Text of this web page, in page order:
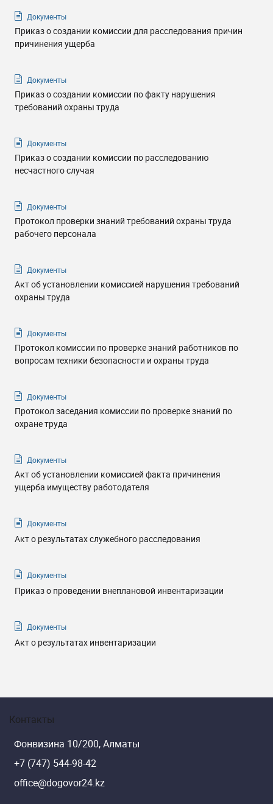
Документы
Приказ о создании комиссии для расследования причин
причинения ущерба
Документы
Приказ о создании комиссии по факту нарушения
требований охраны труда
Документы
Приказ о создании комиссии по расследованию
несчастного случая
Документы
Протокол проверки знаний требований охраны труда
рабочего персонала
Документы
Акт об установлении комиссией нарушения требований
охраны труда
Документы
Протокол комиссии по проверке знаний работников по
вопросам техники безопасности и охраны труда
Документы
Протокол заседания комиссии по проверке знаний по
охране труда
Документы
Акт об установлении комиссией факта причинения
ущерба имуществу работодателя
Документы
Акт о результатах служебного расследования
Документы
Приказ о проведении внеплановой инвентаризации
Документы
Акт о результатах инвентаризации
Контакты
Фонвизина 10/200, Алматы
+7 (747) 544-98-42
office@dogovor24.kz